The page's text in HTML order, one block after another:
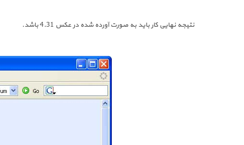
نتیجه نهایی کار باید به صورت آورده شده در عکس 4.31 باشد.